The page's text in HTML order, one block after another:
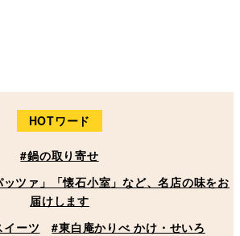
HOTワード
#鍋の取り寄せ
ツァ」「懐石小室」など、名店の味をお
届けします
ーツ
#東白庵かりべ かけ・せいろ